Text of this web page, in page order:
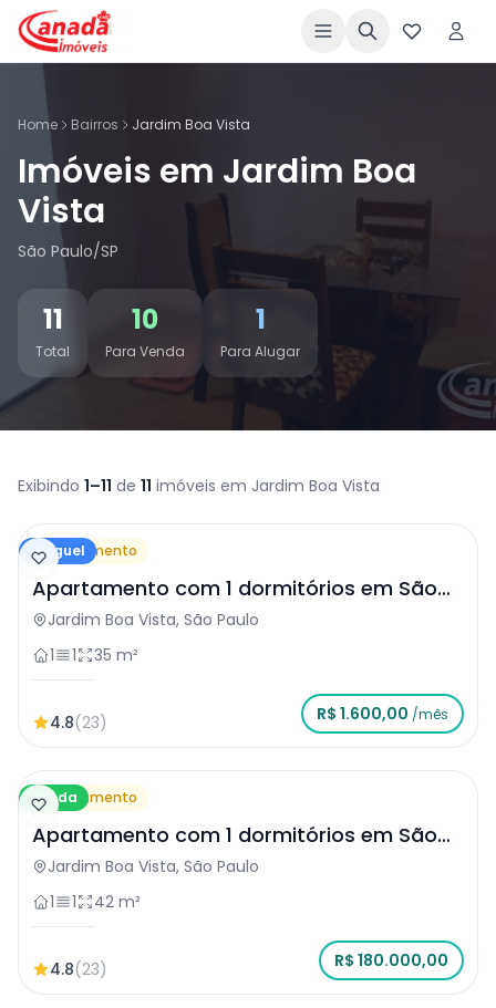
Home Bairros Jardim Boa Vista
Imóveis em Jardim Boa
Vista
São Paulo/SP
11
Total
10
Para Venda
1
Para Alugar
Exibindo 1–11 de 11 imóveis em Jardim Boa Vista
Aluguel
Apartamento
Apartamento com 1 dormitórios em São
Paulo
Jardim Boa Vista, São Paulo
1
1 35 m²
4.8(23) R$ 1.600,00 /mês
Venda
Apartamento
Apartamento com 1 dormitórios em São
Paulo
Jardim Boa Vista, São Paulo
1
1 42 m²
4.8(23) R$ 180.000,00